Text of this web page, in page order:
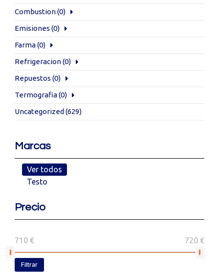
Combustion(0)
Emisiones (0)
Farma(0)
Refrigeracion(0)
Repuestos (0)
Termografia(0)
Uncategorized (629)
Marcas
Ver todos
Testo
Precio
710 € 720 €
Filtrar